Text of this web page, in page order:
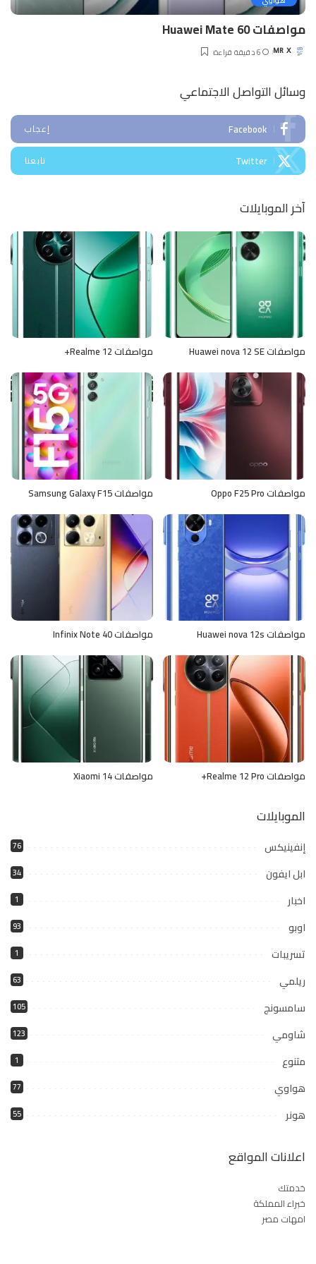
مواصفات Huawei Mate 60
Posted
MR X 6 دقيقة قراءة
وسائل التواصل الاجتماعي
Facebook إعجاب
Twitter تابعنا
آخر الموبايلات
مواصفات Huawei nova 12 SE مواصفات Realme 12+
مواصفات Oppo F25 Pro مواصفات Samsung Galaxy F15
مواصفات Huawei nova 12s مواصفات Infinix Note 40
مواصفات Realme 12 Pro+ مواصفات Xiaomi 14
الموبايلات
إنفينيكس 76
ابل ايفون 34
اخبار 1
اوبو 93
تسريبات 1
ريلمي 63
سامسونج 105
شاومي 123
متنوع 1
هواوي 77
هونر 55
اعلانات المواقع
خدمتك
خبراء المملكة
امهات مصر